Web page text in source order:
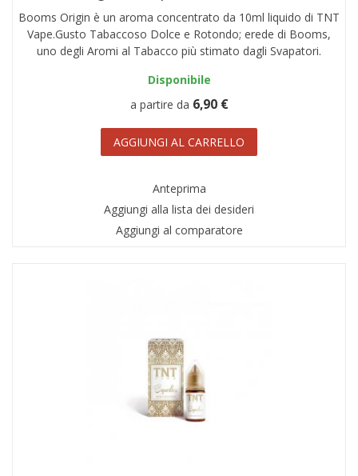
Booms Origin è un aroma concentrato da 10ml liquido di TNT
Vape.Gusto Tabaccoso Dolce e Rotondo; erede di Booms,
uno degli Aromi al Tabacco più stimato dagli Svapatori.
Disponibile
a partire da 6,90 €
AGGIUNGI AL CARRELLO
Anteprima
Aggiungi alla lista dei desideri
Aggiungi al comparatore